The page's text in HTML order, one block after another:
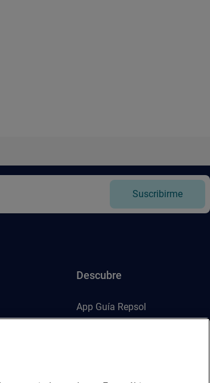
Suscribirme
Descubre
App Guía Repsol